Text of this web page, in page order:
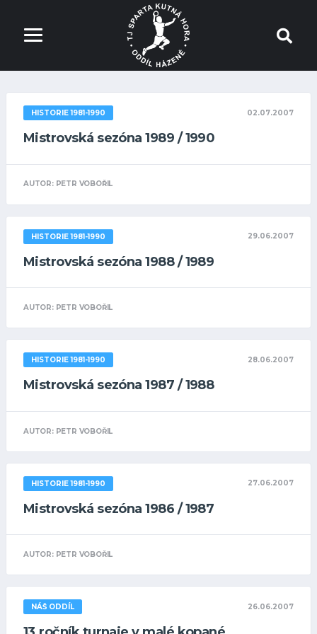
HISTORIE 1981-1990 02.07.2007
Mistrovská sezóna 1989 / 1990
AUTOR: PETR VOBOŘIL
HISTORIE 1981-1990 29.06.2007
Mistrovská sezóna 1988 / 1989
AUTOR: PETR VOBOŘIL
HISTORIE 1981-1990 28.06.2007
Mistrovská sezóna 1987 / 1988
AUTOR: PETR VOBOŘIL
HISTORIE 1981-1990 27.06.2007
Mistrovská sezóna 1986 / 1987
AUTOR: PETR VOBOŘIL
NÁŠ ODDÍL 26.06.2007